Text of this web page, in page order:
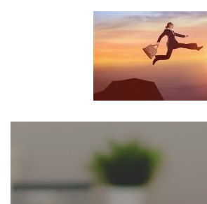
כנסים ואירועים